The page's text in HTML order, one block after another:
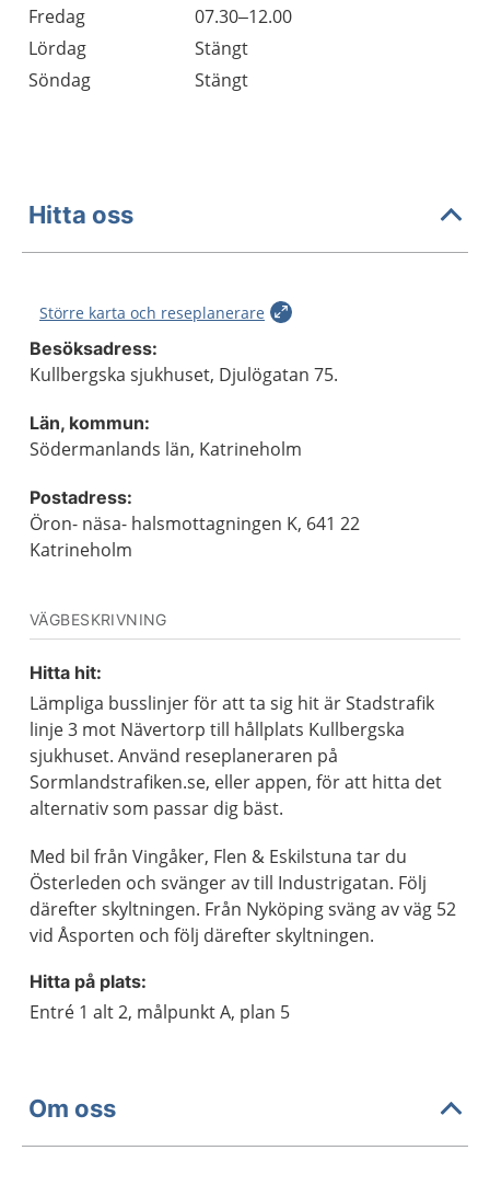
Fredag
07.30–12.00
Lördag
Stängt
Söndag
Stängt
Hitta oss
Större karta och reseplanerare
Besöksadress:
Kullbergska sjukhuset, Djulögatan 75.
Län, kommun:
Södermanlands län, Katrineholm
Postadress:
Öron- näsa- halsmottagningen K, 641 22
Katrineholm
VÄGBESKRIVNING
Hitta hit:
Lämpliga busslinjer för att ta sig hit är Stadstrafik
linje 3 mot Nävertorp till hållplats Kullbergska
sjukhuset. Använd reseplaneraren på
Sormlandstrafiken.se, eller appen, för att hitta det
alternativ som passar dig bäst.
Med bil från Vingåker, Flen & Eskilstuna tar du
Österleden och svänger av till Industrigatan. Följ
därefter skyltningen. Från Nyköping sväng av väg 52
vid Åsporten och följ därefter skyltningen.
Hitta på plats:
Entré 1 alt 2, målpunkt A, plan 5
Om oss